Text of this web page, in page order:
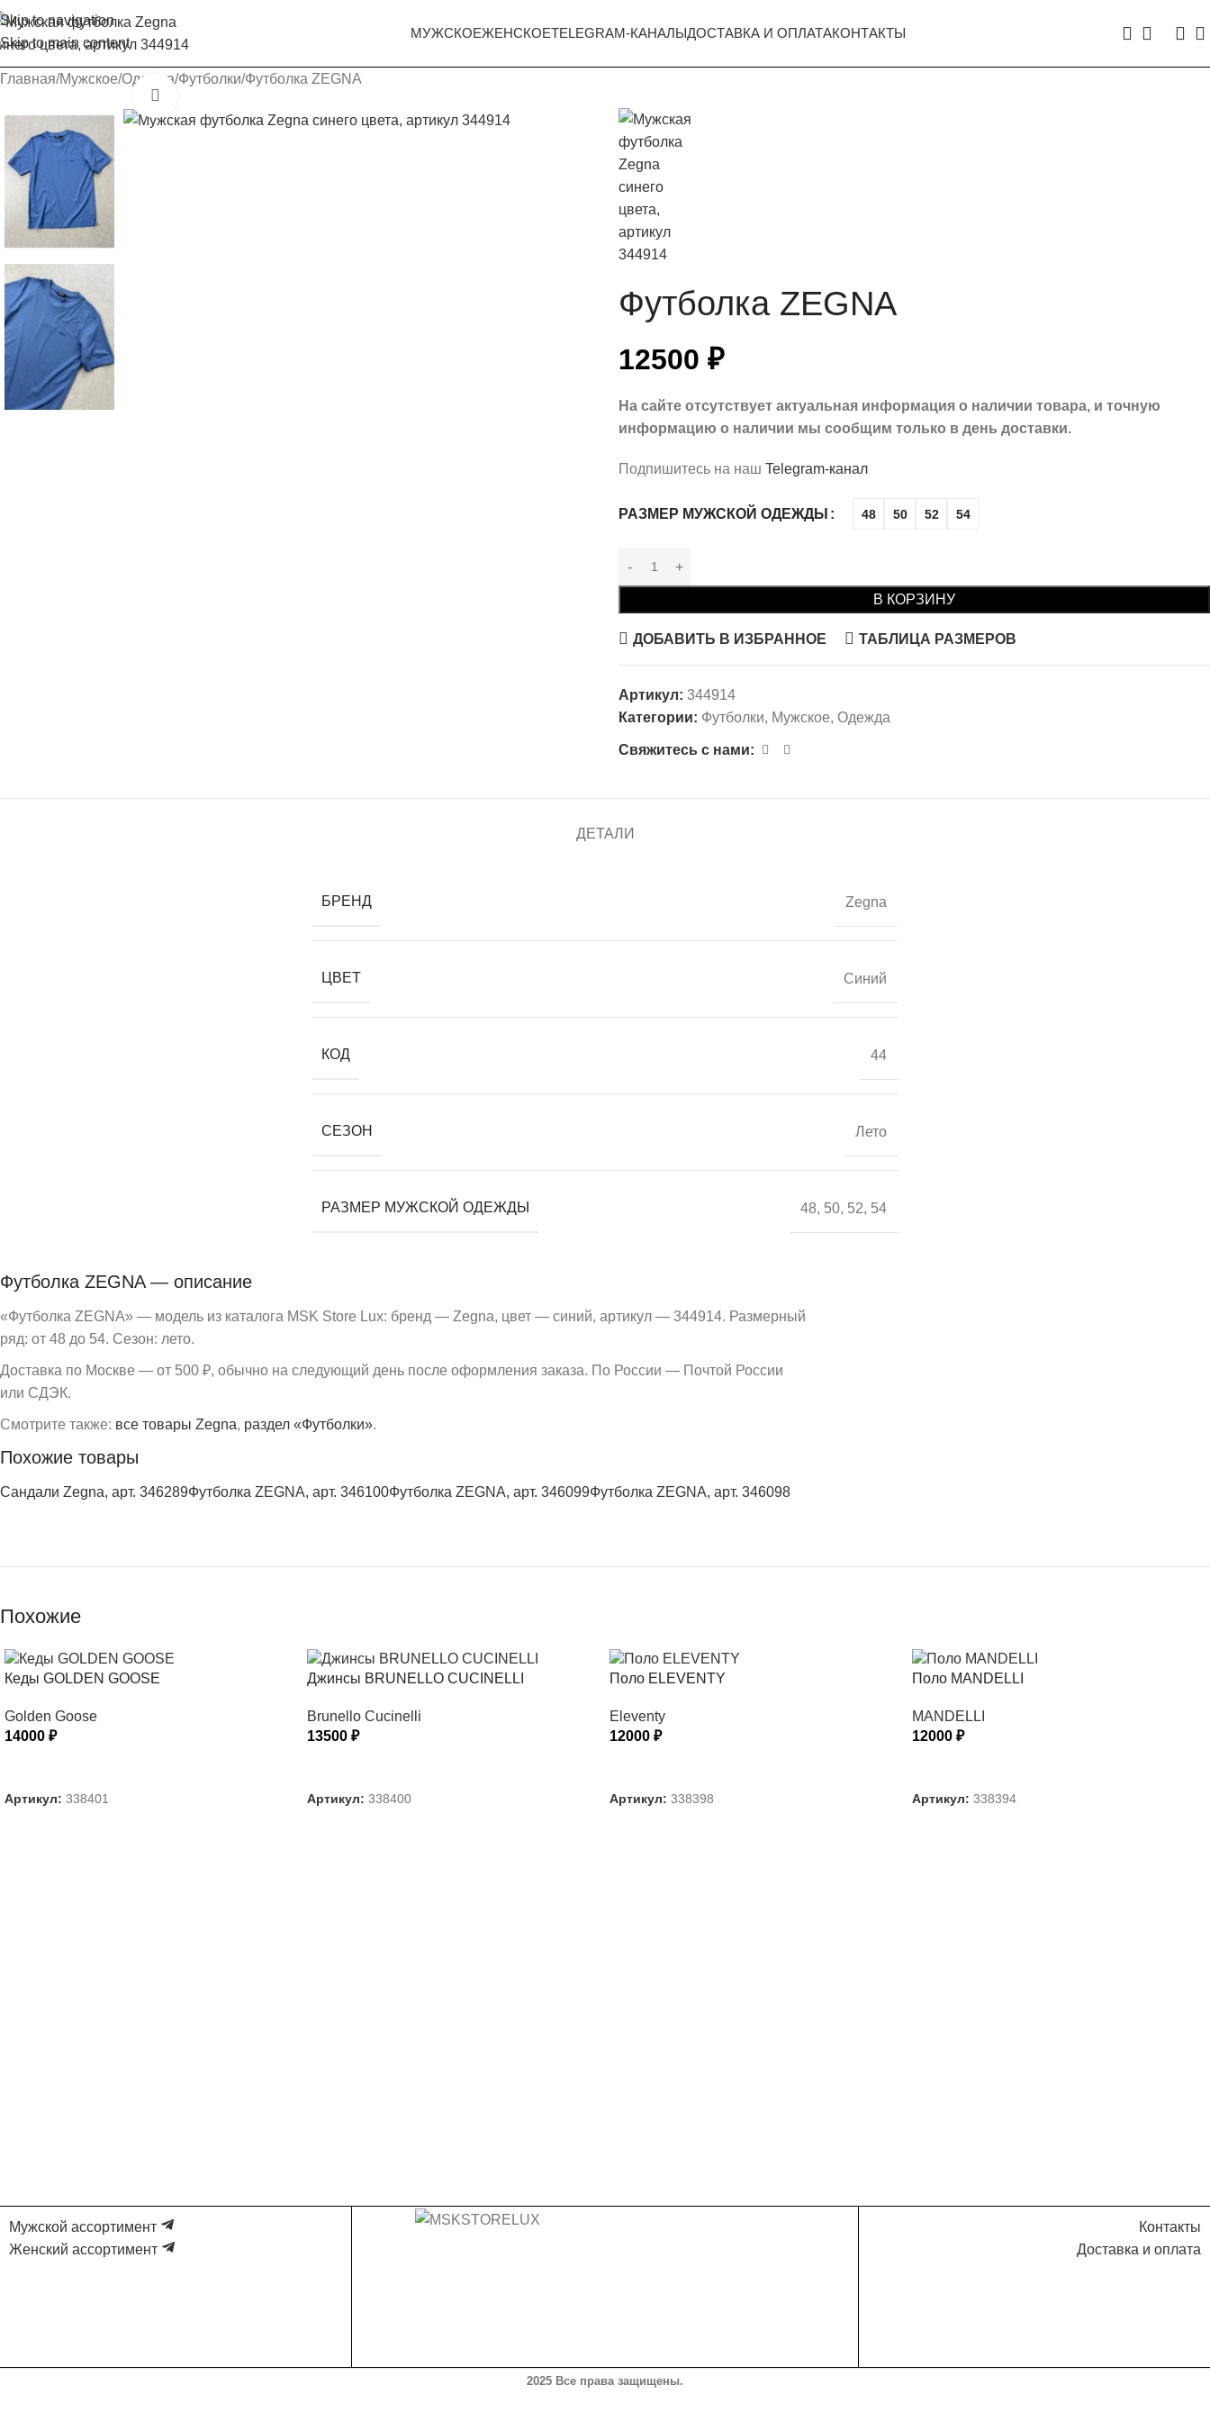
Skip to navigation
Skip to main content
МУЖСКОЕЖЕНСКОЕTELEGRAM-КАНАЛЫДОСТАВКА И ОПЛАТАКОНТАКТЫ
Главная Мужское Одежда Футболки Футболка ZEGNA
Футболка ZEGNA
12500 ₽
На сайте отсутствует актуальная информация о наличии товара, и точную
информацию о наличии мы сообщим только в день доставки.
Подпишитесь на наш Telegram-канал
РАЗМЕР МУЖСКОЙ ОДЕЖДЫ 48 50 52 54
В КОРЗИНУ
ДОБАВИТЬ В ИЗБРАННОЕ ТАБЛИЦА РАЗМЕРОВ
Артикул: 344914
Категории: Футболки, Мужское, Одежда
Свяжитесь с нами:
ДЕТАЛИ
БРЕНД Zegna
ЦВЕТ Синий
КОД 44
СЕЗОН Лето
РАЗМЕР МУЖСКОЙ ОДЕЖДЫ 48, 50, 52, 54
Футболка ZEGNA — описание
«Футболка ZEGNA» — модель из каталога MSK Store Lux: бренд — Zegna, цвет — синий, артикул — 344914. Размерный
ряд: от 48 до 54. Сезон: лето.
Доставка по Москве — от 500 ₽, обычно на следующий день после оформления заказа. По России — Почтой России
или СДЭК.
Смотрите также: все товары Zegna, раздел «Футболки».
Похожие товары
Сандали Zegna, арт. 346289Футболка ZEGNA, арт. 346100Футболка ZEGNA, арт. 346099Футболка ZEGNA, арт. 346098
Похожие
Кеды GOLDEN GOOSE
Golden Goose
14000 ₽
Артикул: 338401
Джинсы BRUNELLO CUCINELLI
Brunello Cucinelli
13500 ₽
Артикул: 338400
Поло ELEVENTY
Eleventy
12000 ₽
Артикул: 338398
Поло MANDELLI
MANDELLI
12000 ₽
Артикул: 338394
Мужской ассортимент
Женский ассортимент
Контакты
Доставка и оплата
2025 Все права защищены.